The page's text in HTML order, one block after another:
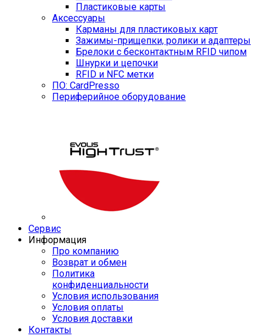
Пластиковые карты
Аксессуары
Карманы для пластиковых карт
Зажимы-прищепки, ролики и адаптеры
Брелоки с бесконтактным RFID чипом
Шнурки и цепочки
RFID и NFC метки
ПО: CardPresso
Периферийное оборудование
Сервис
Информация
Про компанию
Возврат и обмен
Политика
конфиденциальности
Условия использования
Условия оплаты
Условия доставки
Контакты